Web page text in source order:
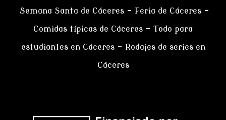
Semana Santa de Cáceres– Feria de Cáceres –
Comidas típicas de Cáceres – Todo para
estudiantes en Cáceres– Rodajes de series en
Cáceres